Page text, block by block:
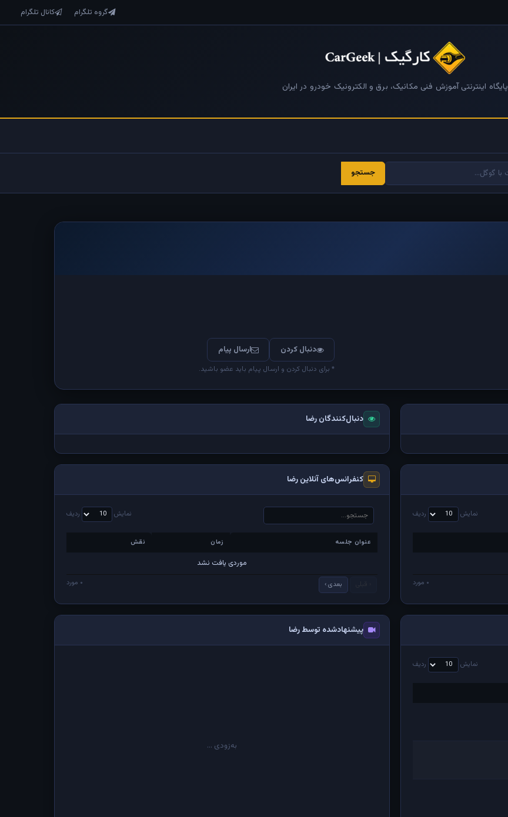
گروه تلگرام کانال تلگرام
پایگاه اینترنتی آموزش فنی مکانیک، برق و الکترونیک خودرو در ایران
جستجو
دنبال کردن ارسال پیام
* برای دنبال کردن و ارسال پیام باید عضو باشید.
دنبال‌کنندگان رضا
نمایش ردیف
۰ مورد
کنفرانس‌های آنلاین رضا
نمایش ردیف
عنوان جلسه زمان
نقش
زمان
موردی یافت نشد
۰ مورد بعدی ›
نمایش ردیف
پیشنهادشده توسط رضا
به‌زودی ...